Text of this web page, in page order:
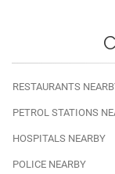
RESTAURANTS
PETROL STATIONS
HOSPITALS NEARBY
POLICE NEARBY